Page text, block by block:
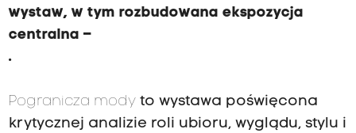
wystaw, w tym rozbudowana ekspozycja
centralna –
.
Pogranicza modyto wystawa poświęcona
krytycznej analizie roli ubioru, wyglądu, stylu i